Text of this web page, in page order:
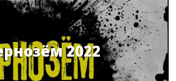
2022